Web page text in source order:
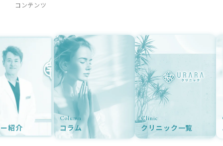
コンテンツ
紹介
Column
コラム
Clinic
クリニック一覧